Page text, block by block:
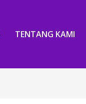
TENTANG KAMI